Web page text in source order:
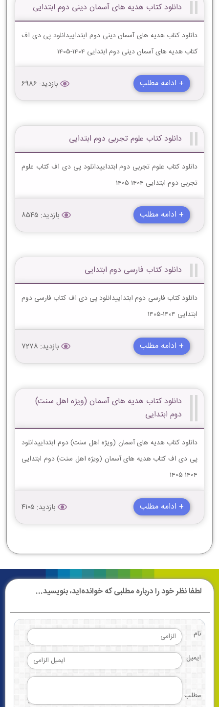
دانلود کتاب هدیه های آسمان دینی دوم ابتدایی
دانلود کتاب هدیه های آسمان دینی دوم ابتداییدانلود پی دی اف
کتاب هدیه های آسمان دینی دوم ابتدایی 1404-1405
+ ادامه مطلب بازدید: 6986
دانلود کتاب علوم تجربی دوم ابتدایی
دانلود کتاب علوم تجربی دوم ابتداییدانلود پی دی اف کتاب علوم
تجربی دوم ابتدایی 1404-1405
+ ادامه مطلب بازدید: 8545
دانلود کتاب فارسی دوم ابتدایی
دانلود کتاب فارسی دوم ابتداییدانلود پی دی اف کتاب فارسی دوم
ابتدایی 1404-1405
+ ادامه مطلب بازدید: 7278
دانلود کتاب هدیه های آسمان (ویژه اهل سنت)
دوم ابتدایی
دانلود کتاب هدیه های آسمان (ویژه اهل سنت) دوم ابتداییدانلود
پی دی اف کتاب هدیه های آسمان (ویژه اهل سنت) دوم ابتدایی
1404-1405
+ ادامه مطلب بازدید: 4105
لطفا نظر خود را درباره مطلبی که خوانده‌اید، بنویسید...
نام
ایمیل
مطلب